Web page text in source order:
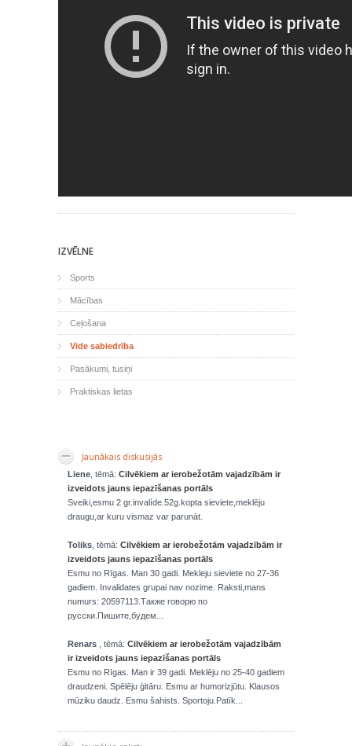
IZVĒLNE
Sports
Mācības
Ceļošana
Vide sabiedrība
Pasākumi, tusiņi
Praktiskas lietas
Jaunākais diskusijās
Liene , tēmā: Cilvēkiem ar ierobežotām vajadzībām ir
izveidots jauns iepazīšanas portāls
Sveiki,esmu 2 gr.invalíde.52g.kopta sieviete,meklēju
draugu,ar kuru vismaz var parunāt.
Toliks , tēmā: Cilvēkiem ar ierobežotām vajadzībām ir
izveidots jauns iepazīšanas portāls
Esmu no Rīgas. Man 30 gadi. Mekleju sieviete no 27-36
gadiem. Invalidates grupai nav nozime. Raksti,mans
numurs: 20597113.Также говорю по
русски.Пишите,будем...
Renars , tēmā: Cilvēkiem ar ierobežotām vajadzībām
ir izveidots jauns iepazīšanas portāls
Esmu no Rīgas. Man ir 39 gadi. Meklēju no 25-40 gadiem
draudzeni. Spēlēju ģitāru. Esmu ar humorizjūtu. Klausos
mūziku daudz. Esmu šahists. Sportoju.Patīk...